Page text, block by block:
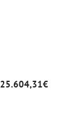
25.604,31€